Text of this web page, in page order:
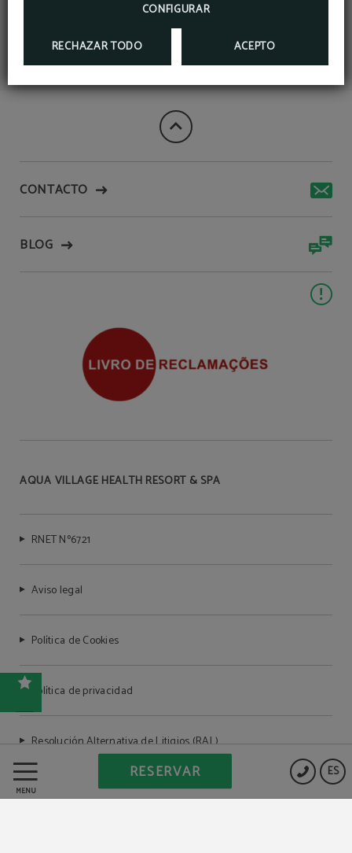
CONFIGURAR
RECHAZAR TODO ACEPTO
MENÚ
ES
RESERVAR
CONTACTO
BLOG
AQUA VILLAGE HEALTH RESORT & SPA
RNET Nº6721
Aviso legal
Política de Cookies
Política de privacidad
Resolución Alternativa de Litigios (RAL)
RESERVAR